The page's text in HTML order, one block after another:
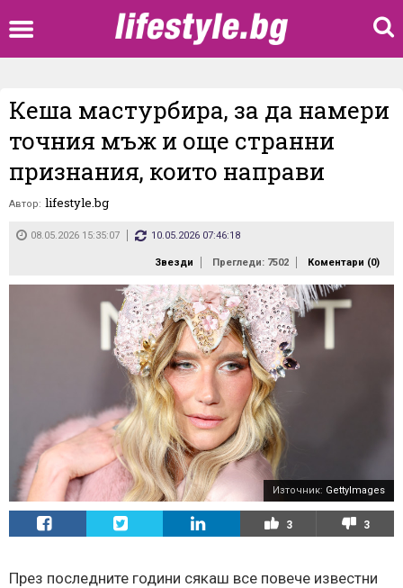
Кеша мастурбира, за да намери
точния мъж и още странни
признания, които направи
Автор: lifestyle.bg
08.05.2026 15:35:07 10.05.2026 07:46:18
Звезди Прегледи: 7502 Коментари (0)
Източник: GettyImages
3 3
През последните години сякаш все повече известни